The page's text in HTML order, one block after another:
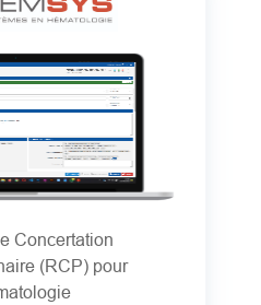
Concertation
(RCP) pour